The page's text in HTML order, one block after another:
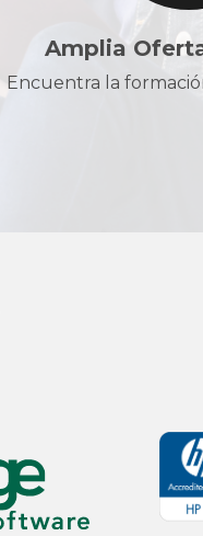
Amplia
Encuentra la